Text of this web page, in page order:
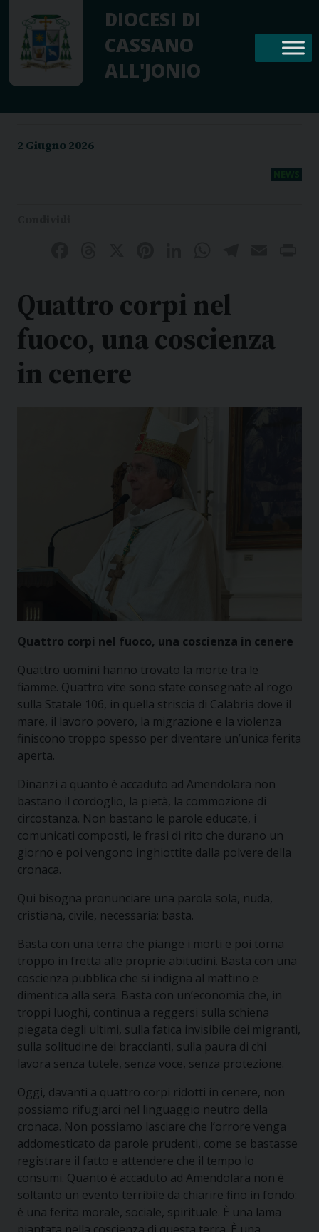
content
DIOCESI DI
CASSANO
ALL'JONIO
2 Giugno 2026
Quattro corpi nel
fuoco, una coscienza
in cenere
Quattro corpi nel fuoco, una coscienza in cenere
Quattro uomini hanno trovato la morte tra le
fiamme. Quattro vite sono state consegnate al rogo
sulla Statale 106, in quella striscia di Calabria dove il
mare, il lavoro povero, la migrazione e la violenza
finiscono troppo spesso per diventare un’unica ferita
aperta.
Dinanzi a quanto è accaduto ad Amendolara non
bastano il cordoglio, la pietà, la commozione di
circostanza. Non bastano le parole educate, i
comunicati composti, le frasi di rito che durano un
giorno e poi vengono inghiottite dalla polvere della
cronaca.
Qui bisogna pronunciare una parola sola, nuda,
cristiana, civile, necessaria: basta.
Basta con una terra che piange i morti e poi torna
troppo in fretta alle proprie abitudini. Basta con una
coscienza pubblica che si indigna al mattino e
dimentica alla sera. Basta con un’economia che, in
troppi luoghi, continua a reggersi sulla schiena
piegata degli ultimi, sulla fatica invisibile dei migranti,
sulla solitudine dei braccianti, sulla paura di chi
lavora senza tutele, senza voce, senza protezione.
Oggi, davanti a quattro corpi ridotti in cenere, non
possiamo rifugiarci nel linguaggio neutro della
cronaca. Non possiamo lasciare che l’orrore venga
addomesticato da parole prudenti, come se bastasse
registrare il fatto e attendere che il tempo lo
consumi. Quanto è accaduto ad Amendolara non è
soltanto un evento terribile da chiarire fino in fondo:
è una ferita morale, sociale, spirituale. È una lama